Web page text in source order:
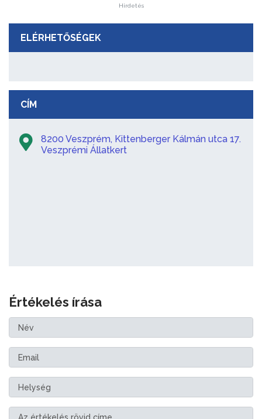
Hirdetés
ELÉRHETŐSÉGEK
CÍM
8200 Veszprém, Kittenberger Kálmán utca 17.
Veszprémi Állatkert
Értékelés írása